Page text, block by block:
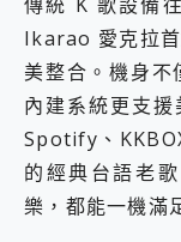
傳統 K 歌設備
Ikarao 愛克拉
美整合。機身不
內建系統更支
Spotify、
的經典台語老
樂，都能一機滿